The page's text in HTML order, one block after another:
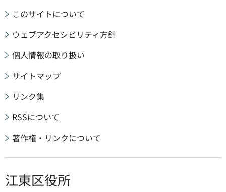
このサイトについて
ウェブアクセシビリティ方針
個人情報の取り扱い
サイトマップ
リンク集
RSSについて
著作権・リンクについて
江東区役所